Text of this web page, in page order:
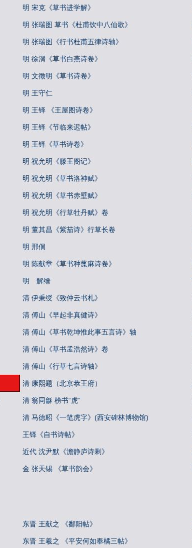
明 宋克《草书进学解》
明 张瑞图 草书《杜甫饮中八仙歌》
明 张瑞图《行书杜甫五律诗轴》
明 徐渭《草书白燕诗卷》
明 文徵明《草书诗卷》
明 王守仁
明 王铎 《王屋图诗卷》
明 王铎《节临来迟帖》
明 王铎《草书诗卷》
明 祝允明《滕王阁记》
明 祝允明《草书洛神赋》
明 祝允明《草书赤壁赋》
明 祝允明《行草牡丹赋》卷
明 董其昌《紫茄诗》行草长卷
明 邢侗
明 陈献章《草书种蓖麻诗卷》
明 解缙
清 伊秉绶《致仲云书札》
清 傅山《早起非真健诗》
清 傅山《草书乾坤惟此事五言诗》轴
清 傅山《草书孟浩然诗》卷
清 傅山《行草七言诗轴》
清 康熙题（北京恭王府）
清 翁同龢 榜书“虎”
清 马德昭《一笔虎字》(西安碑林博物馆)
王铎《自书诗帖》
近代 沈尹默《澹静庐诗剩》
金 张天锡 《草书韵会》
东晋 王献之 《鄱阳帖》
东晋 王羲之 《平安何如奉橘三帖》